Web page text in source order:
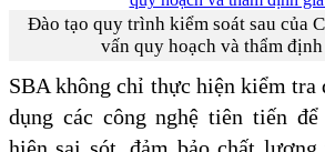
Đào tạo quy trình kiểm soát sau của
vấn quy hoạch và thẩm
SBA không chỉ thực hiện kiểm tra
dụng các công nghệ tiên tiến